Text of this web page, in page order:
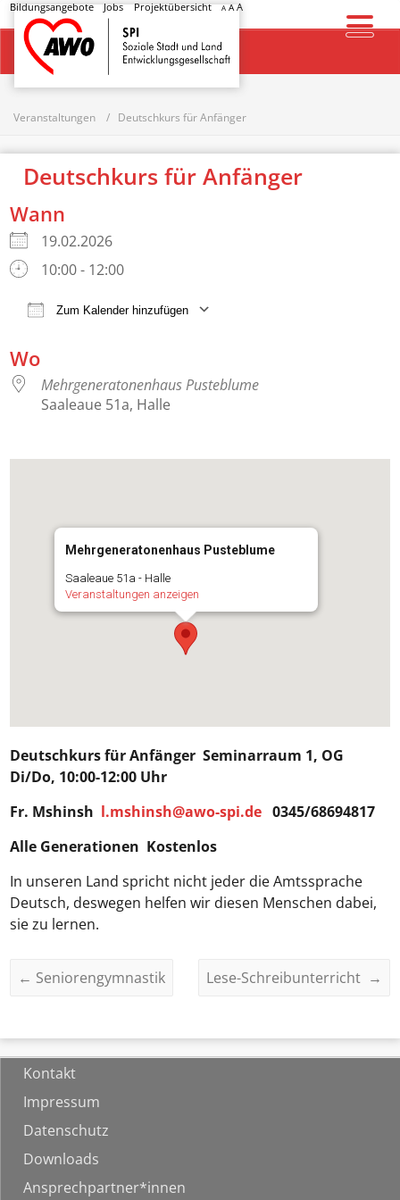
Bildungsangebote Jobs Projektübersicht A AA
Startseite
Veranstaltungen Deutschkurs für Anfänger
Deutschkurs für Anfänger
Wann
19.02.2026
10:00 - 12:00
Zum Kalender hinzufügen
Wo
Mehrgeneratonenhaus Pusteblume
Saaleaue 51a, Halle
Mehrgeneratonenhaus Pusteblume
Saaleaue 51a - Halle
Veranstaltungen anzeigen
Deutschkurs fürAnfänger Seminarraum 1, OG
Di/Do, 10:00-12:00 Uhr
Fr. Mshinsh l.mshinsh@awo-spi.de 0345/68694817
Alle Generationen Kostenlos
In unseren Land spricht nicht jeder die Amtssprache
Deutsch, deswegen helfen wir diesen Menschen dabei,
sie zu lernen.
← Seniorengymnastik Lese-Schreibunterricht →
Kontakt
Impressum
Datenschutz
Downloads
Ansprechpartner*innen